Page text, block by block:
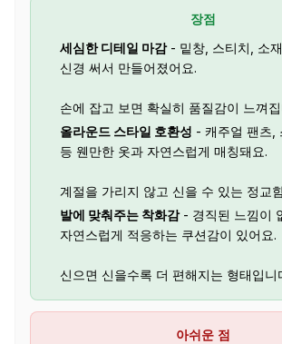
장점
세심한 디테일 마감- 밑창, 스티치, 소
신경 써서 만들어졌어요.
손에 잡고 보면 확실히 품질감이 느껴
올라운드 스타일 호환성 - 캐주얼 팬츠,
등 웬만한 옷과 자연스럽게 매칭돼요.
계절을 가리지 않고 신을 수 있는 정교
발에 맞춰주는 착화감- 경직된 느낌이
자연스럽게 적응하는 쿠션감이 있어요.
신으면 신을수록 더 편해지는 형태입니
아쉬운 점